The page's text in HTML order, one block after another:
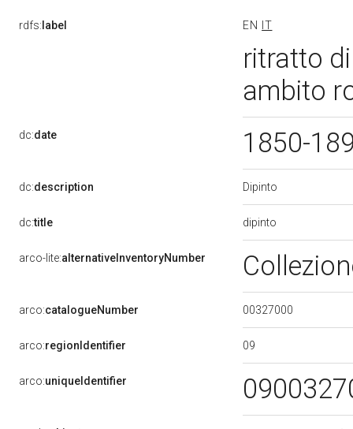
rdfs: label EN IT
ritratto
ambito
dc:date 1850-
dc:description Dipinto
dc:title dipinto
arco-lite:alternativeInventoryNumber
arco:catalogueNumber 00327000
arco:regionIdentifier 09
arco:uniqueIdentifier